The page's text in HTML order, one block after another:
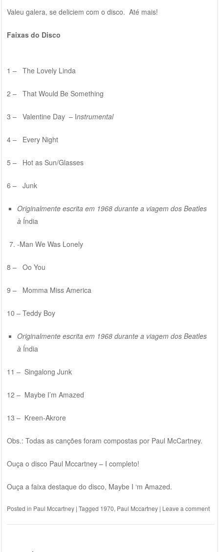
Valeu galera, se deliciem com o disco. Até mais!
Faixas do Disco
1 – The Lovely Linda
2 – That Would Be Something
3 – Valentine Day – Instrumental
4 – Every Night
5 – Hot as Sun/Glasses
6 – Junk
Originalmente escrita em 1968 durante a viagem dos Beatles
à Índia
-Man We Was Lonely
8 – Oo You
9 – Momma Miss America
10 – Teddy Boy
Originalmente escrita em 1968 durante a viagem dos Beatles
àÍndia
11 – Singalong Junk
12 – Maybe I’m Amazed
13 – Kreen-Akrore
Obs.: Todas as canções foram compostas por Paul McCartney.
Ouça o disco Paul Mccartney – I completo!
Ouça a faixa destaque do disco, Maybe I ‘m Amazed.
Posted in Paul Mccartney | Tagged 1970, Paul Mccartney | Leave a comment